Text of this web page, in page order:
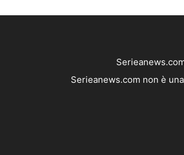
Serieanews.com non è